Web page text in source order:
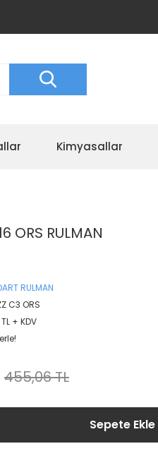
Kimyasallar
ORS RULMAN
RULMAN
C3 ORS
+ KDV
455,06 TL
Sepete Ekle